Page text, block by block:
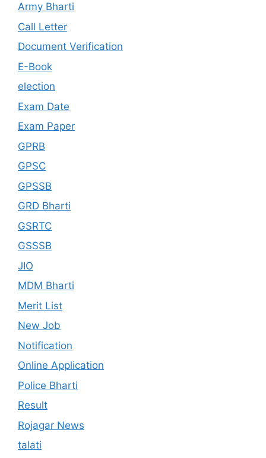
Army Bharti
Call Letter
Document Verification
E-Book
election
Exam Date
Exam Paper
GPRB
GPSC
GPSSB
GRD Bharti
GSRTC
GSSSB
JIO
MDM Bharti
Merit List
New Job
Notification
Online Application
Police Bharti
Result
Rojagar News
talati